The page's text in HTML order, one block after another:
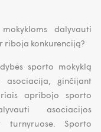
dalyvauti
riboja konkurenciją?
sporto mokyklą
asociacija, ginčijant
apribojo sporto
asociacijos
turnyruose. Sporto